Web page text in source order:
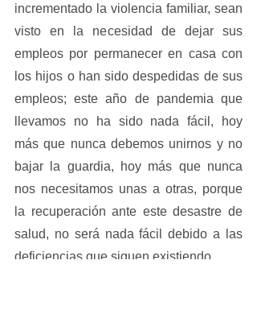
incrementado la violencia familiar, sean
visto en la necesidad de dejar sus
empleos por permanecer en casa con
los hijos o han sido despedidas de sus
empleos; este año de pandemia que
llevamos no ha sido nada fácil, hoy
más que nunca debemos unirnos y no
bajar la guardia, hoy más que nunca
nos necesitamos unas a otras, porque
la recuperación ante este desastre de
salud, no será nada fácil debido a las
deficiencias que siguen existiendo.